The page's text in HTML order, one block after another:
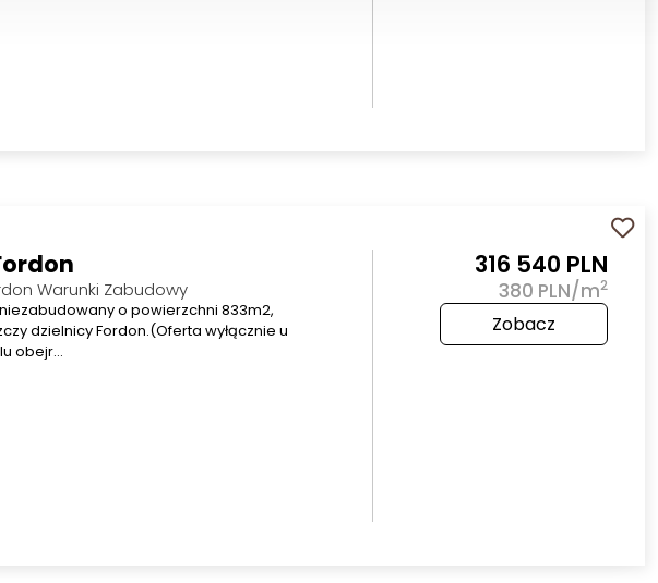
Warunki Zabudowy
o powierzchni 833m2,
dzielnicy Fordon.(Oferta wyłącznie u
obejr…
316 540 PLN
380 PLN/m2
Zobacz